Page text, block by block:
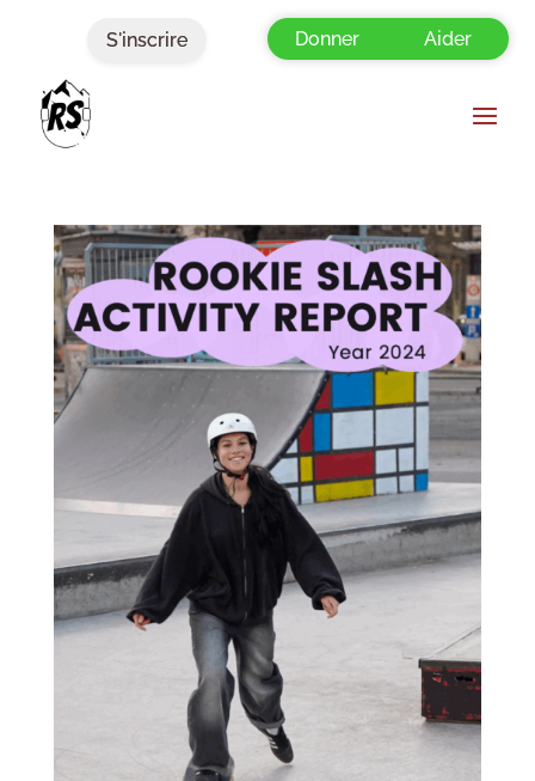
S'inscrire Donner Aider